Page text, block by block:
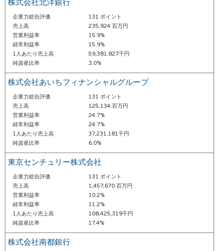
株式会社北洋銀行
企業力総合評価
131 ポイント
売上高
235,924 百万円
営業利益率
15.9%
経常利益率
15.9%
1人あたり売上高
59,381,827千円
純資産比率
3.0%
株式会社あいちフィナンシャルグループ
企業力総合評価
131 ポイント
売上高
125,134 百万円
営業利益率
24.7%
経常利益率
24.7%
1人あたり売上高
37,231,181千円
純資産比率
6.0%
東京センチュリー株式会社
企業力総合評価
131 ポイント
売上高
1,457,670 百万円
営業利益率
10.2%
経常利益率
11.2%
1人あたり売上高
108,425,319千円
純資産比率
17.4%
株式会社南都銀行